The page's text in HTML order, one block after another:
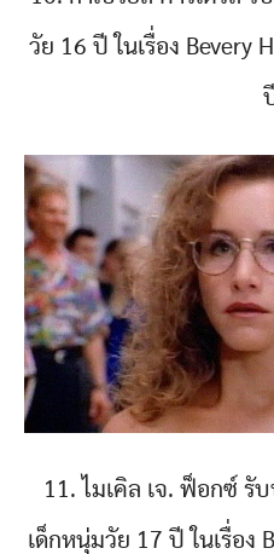
วัย 16 ปี ในเรื่อง Bevery
11. ไมเคิล เจ. ฟ็อกซ์ รั
เด็กหนุ่มวัย 17 ปี ในเรื่อง